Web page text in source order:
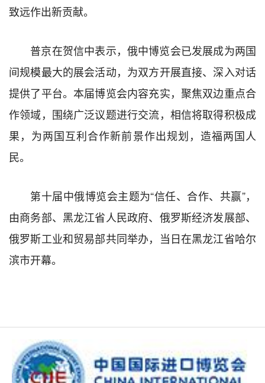
致远作出新贡献。
普京在贺信中表示，俄中博览会已发展成为两国
间规模最大的展会活动，为双方开展直接、深入对话
提供了平台。本届博览会内容充实，聚焦双边重点合
作领域，围绕广泛议题进行交流，相信将取得积极成
果，为两国互利合作新前景作出规划，造福两国人
民。
第十届中俄博览会主题为“信任、合作、共赢”，
由商务部、黑龙江省人民政府、俄罗斯经济发展部、
俄罗斯工业和贸易部共同举办，当日在黑龙江省哈尔
滨市开幕。